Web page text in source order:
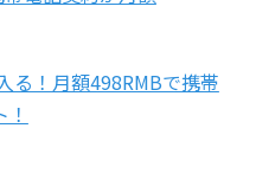
る！月額498RMBで携帯